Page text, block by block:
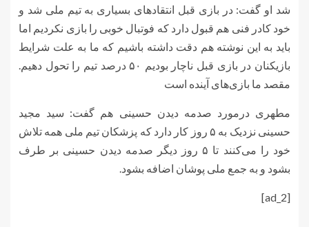
شد او گفت: در بازی قبل انتقادهای بسیاری به تیم ملی شد و
خود کادر فنی هم قبول دارد که فوتبال خوبی را بازی نکردیم اما
باید به این نوشته هم دقت داشته باشیم که ما به علت شرایط
بازیکنان در بازی قبل ناچار بودیم ۵۰ درصد تیم را تحول دهیم.
مقصد ما بازی‌های آینده است
مطهری درمورد صدمه دیدن حسینی هم گفت: سید مجید
حسینی نزدیک به ۵ روز کار دارد که پزشکان تیم ملی همه تلاش
خود را می‌کنند تا ۵ روز دیگر صدمه دیدن حسینی بر طرف
بشود و به جمع ملی پوشان اضافه بشود.
[ad_2]